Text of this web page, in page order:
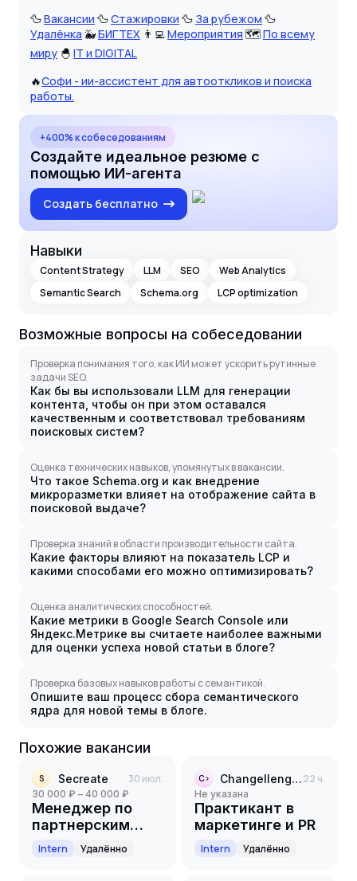
🦆Вакансии 🦆Стажировки 🦆 За рубежом 🦆
Удалёнка 🐳БИГТЕХ 👨‍💻Мероприятия 🗺По всему
миру 🐣 IT и DIGITAL
🔥Софи - ии-ассистент для автооткликов и поиска
работы.
+400% к собеседованиям
Создайте идеальное резюме с
помощью ИИ-агента
Создать бесплатно
Навыки
Content Strategy LLM SEO
Web Analytics
Semantic Search
Schema.org LCP optimization
Возможные вопросы на собеседовании
Проверка понимания того, как ИИ может ускорить рутинные
задачи SEO.
Как бы вы использовали LLM для генерации
контента, чтобы он при этом оставался
качественным и соответствовал требованиям
поисковых систем?
Оценка технических навыков, упомянутых в вакансии.
Что такое Schema.org и как внедрение
микроразметки влияет на отображение сайта в
поисковой выдаче?
Проверка знаний в области производительности сайта.
Какие факторы влияют на показатель LCP и
какими способами его можно оптимизировать?
Оценка аналитических способностей.
Какие метрики в Google Search Console или
Яндекс.Метрике вы считаете наиболее важными
для оценки успеха новой статьи в блоге?
Проверка базовых навыков работы с семантикой.
Опишите ваш процесс сбора семантического
ядра для новой темы в блоге.
Похожие вакансии
S Secreate 30 июл.
30 000 ₽ – 40 000 ₽
Менеджер по
партнерским
программам
(стажер)
Intern Удалённо
C> Changellenge >>22 ч.
Не указана
Практикант в
маркетинге и PR
Intern Удалённо